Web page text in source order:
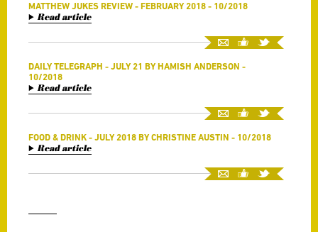
MATTHEW JUKES REVIEW - FEBRUARY 2018 - 10/2018
Read article
DAILY TELEGRAPH - JULY 21 BY HAMISH ANDERSON -
10/2018
Read article
FOOD & DRINK - JULY 2018 BY CHRISTINE AUSTIN - 10/2018
Read article